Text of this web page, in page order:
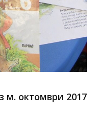
м. октомври 2017